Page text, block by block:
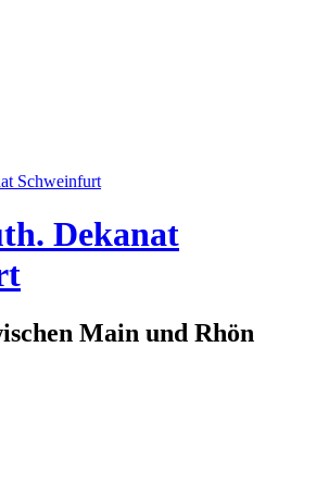
Dekanat
Main und Rhön